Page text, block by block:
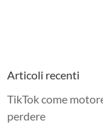
Articoli recenti
TikTok come
perdere